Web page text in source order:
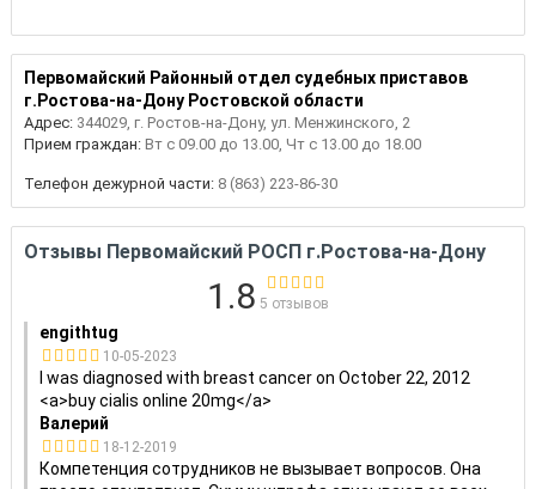
Первомайский Районный отдел судебных приставов
г.Ростова-на-Дону Ростовской области
Адрес:344029, г. Ростов-на-Дону, ул. Менжинского, 2
Прием граждан:Вт с 09.00 до 13.00, Чт с 13.00 до 18.00
Телефон дежурной части:8 (863) 223-86-30
Отзывы Первомайский РОСП г.Ростова-на-Дону
1.8 5 отзывов
engithtug
10-05-2023
I was diagnosed with breast cancer on October 22, 2012
<a>buy cialis online 20mg</a>
Валерий
18-12-2019
Компетенция сотрудников не вызывает вопросов. Она